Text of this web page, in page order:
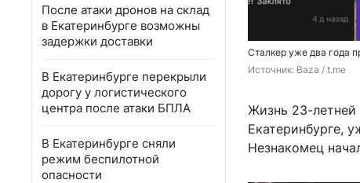
После атаки дронов на склад
в Екатеринбурге возможны
задержки доставки
В Екатеринбурге перекрыли
дорогу у логистического
центра после атаки БПЛА
В Екатеринбурге сняли
режим беспилотной
опасности
Сталкер уже два года
Источник: Baza / t.me
Жизнь 23-летней
Екатеринбурге,
Незнакомец